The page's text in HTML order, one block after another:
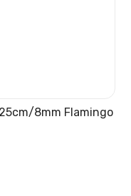
8mm Flamingo